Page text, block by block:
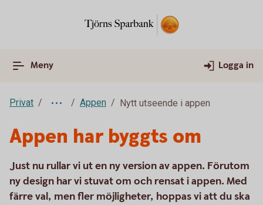
Meny Logga in
Privat Appen Nytt utseende i appen
Appen har byggts om
Just nu rullar vi ut en ny version av appen. Förutom
ny design har vi stuvat om och rensat i appen. Med
färre val, men fler möjligheter, hoppas vi att du ska